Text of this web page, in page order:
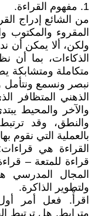
1. مفهوم القراءة.
من الشائع إدراج
المقروء والمكتوب
ولكن، ألا يمكن أن
الذكاءات، بما أن
متكاملة ومتشابكة
نبصر ونسمع ونتأمل
الذهني المتظافر
والآخر والمحيط
والنطق، وقد ترتبط
بالعملية التي نقوم
القراءة هي
قراءة للمتعة –
المجال المدرسي
ولتطوير الذاكرة.
اقرأْ. فعل أمر
مترابط. هل ترتبط